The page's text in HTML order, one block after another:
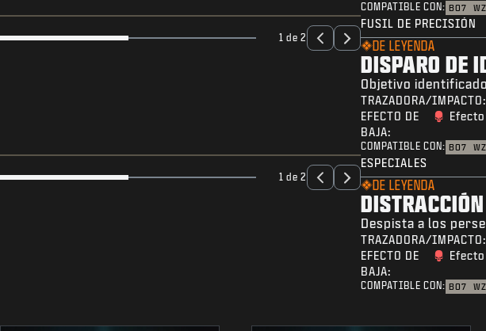
COMPATIBLE CON: BO7 WZ
1 de 2
FUSIL DE PRECISIÓN
DE LEYENDA
DISPARO DE
Objetivo identificado
TRAZADORA/IMPACTO:
EFECTO DE
BAJA:
COMPATIBLE CON: BO7 WZ
1 de 2
ESPECIALES
DE LEYENDA
DISTRACCIÓN
Despista a los
TRAZADORA/IMPACTO:
EFECTO DE
BAJA:
COMPATIBLE CON: BO7 WZ